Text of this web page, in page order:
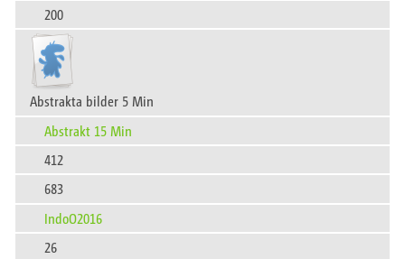
200
Abstrakta bilder 5 Min
Abstrakt 15 Min
412
683
IndoO2016
26